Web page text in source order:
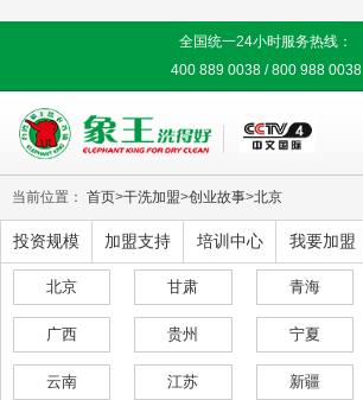
全国统一24小时服务热线：
400 889 0038 / 800 988 0038
当前位置： 首页>干洗加盟>创业故事>北京
投资规模 加盟支持 培训中心 我要加盟
北京 甘肃 青海
广西 贵州 宁夏
云南 江苏 新疆